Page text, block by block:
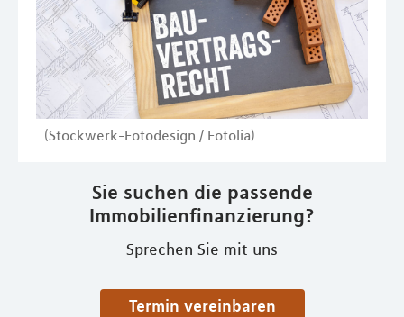
(Stockwerk-Fotodesign / Fotolia)
Sie suchen die passende
Immobilienfinanzierung?
Sprechen Sie mit uns
Termin vereinbaren